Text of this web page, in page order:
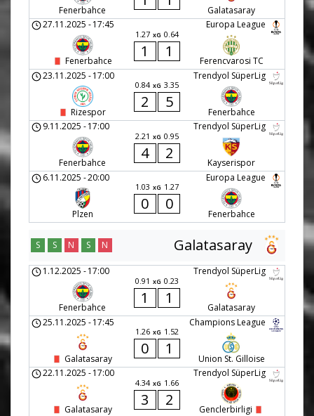
Fenerbahce
Galatasaray
Europa League
27.11.2025 -17:45
Fenerbahce
1.27 xG 0.64
1 1
Ferencvarosi TC
Trendyol SüperLig
23.11.2025 -17:00
Rizespor
0.84 xG 3.35
2 5
Fenerbahce
Trendyol SüperLig
9.11.2025 -17:00
Fenerbahce
2.21 xG 0.95
4 2
Kayserispor
Europa League
6.11.2025 -20:00
Plzen
1.03 xG 1.27
0 0
Fenerbahce
Galatasaray
S S N S N
Trendyol SüperLig
1.12.2025 -17:00
Fenerbahce
0.91 xG 0.23
1 1
Galatasaray
Champions League
25.11.2025 -17:45
Galatasaray
1.26 xG 1.52
0 1
Union St. Gilloise
Trendyol SüperLig
22.11.2025 -17:00
Galatasaray
4.34 xG 1.66
3 2
Genclerbirligi